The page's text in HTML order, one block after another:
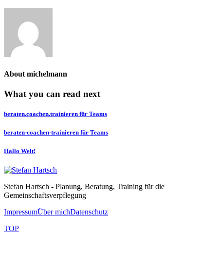
About michelmann
What you can read next
beraten.coachen.trainieren für Teams
beraten-coachen-trainieren für Teams
Hallo Welt!
Stefan Hartsch - Planung, Beratung, Training für die
Gemeinschaftsverpflegung
ImpressumÜber michDatenschutz
TOP